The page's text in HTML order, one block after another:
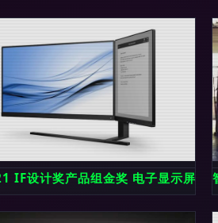
IF设计奖产品组金奖 电子显示屏主